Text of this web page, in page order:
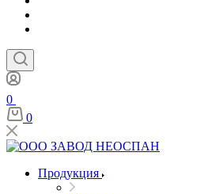
0
0
Продукция